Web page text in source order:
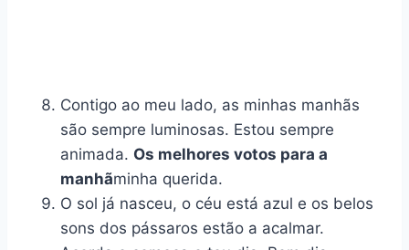
Contigo ao meu lado, as minhas manhãs
são sempre luminosas. Estou sempre
animada. Os melhores votos para a
manhãminha querida.
O sol já nasceu, o céu está azul e os belos
sons dos pássaros estão a acalmar.